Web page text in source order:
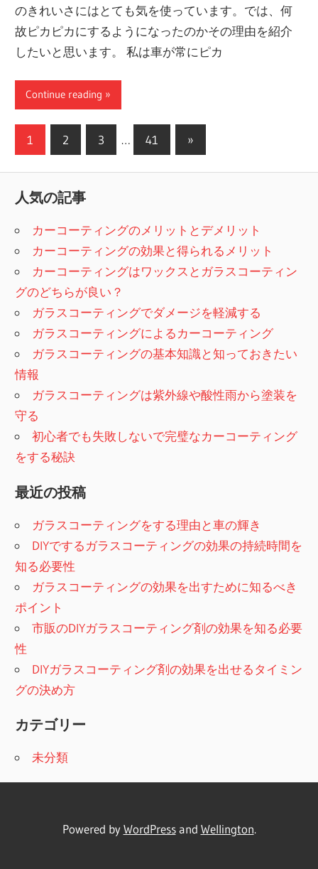
のきれいさにはとても気を使っています。では、何
故ピカピカにするようになったのかその理由を紹介
したいと思います。 私は車が常にピカ
Continue reading
投
ナ
ゲ
ー
シ
ョ
ン
1 2 3 … 41
次
の
»
人気の記事
カーコーティングのメリットとデメリット
カーコーティングの効果と得られるメリット
カーコーティングはワックスとガラスコーティン
グのどちらが良い？
ガラスコーティングでダメージを軽減する
ガラスコーティングによるカーコーティング
ガラスコーティングの基本知識と知っておきたい
情報
ガラスコーティングは紫外線や酸性雨から塗装を
守る
初心者でも失敗しないで完璧なカーコーティング
をする秘訣
最近の投稿
ガラスコーティングをする理由と車の輝き
DIYでするガラスコーティングの効果の持続時間を
知る必要性
ガラスコーティングの効果を出すために知るべき
ポイント
市販のDIYガラスコーティング剤の効果を知る必要
性
DIYガラスコーティング剤の効果を出せるタイミン
グの決め方
カテゴリー
未分類
Powered byWordPressand Wellington.